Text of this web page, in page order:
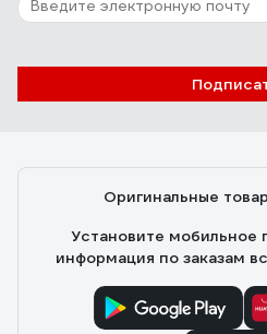
Оригинальные
Установите мобильное
информация по заказам